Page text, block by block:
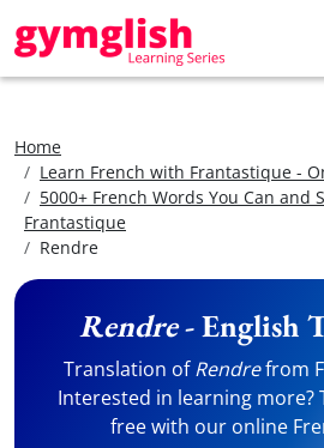
Home
Learn French with Frantastique -
5000+ French Words You Can and
Frantastique
Rendre
Rendre- English
Translation ofRendrefrom
Interested in learning more?
free with our online